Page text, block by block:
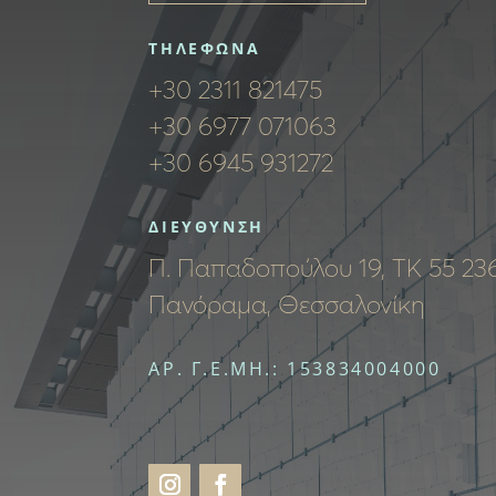
ΤΗΛΕΦΩΝΑ
+30 2311 821475
+30 6977 071063
+30 6945 931272
ΔΙΕΥΘΥΝΣΗ
Π. Παπαδοπούλου 19, ΤΚ 55
Πανόραμα, Θεσσαλονίκη
ΑΡ. Γ.Ε.ΜΗ.: 153834004000